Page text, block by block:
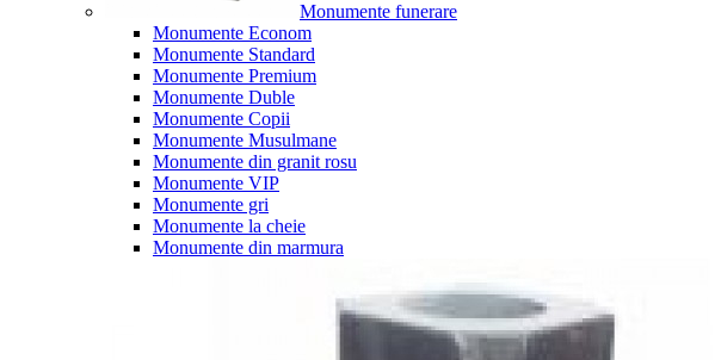
Monumente funerare
Monumente Econom
Monumente Standard
Monumente Premium
Monumente Duble
Monumente Copii
Monumente Musulmane
Monumente din granit rosu
Monumente VIP
Monumente gri
Monumente la cheie
Monumente din marmura